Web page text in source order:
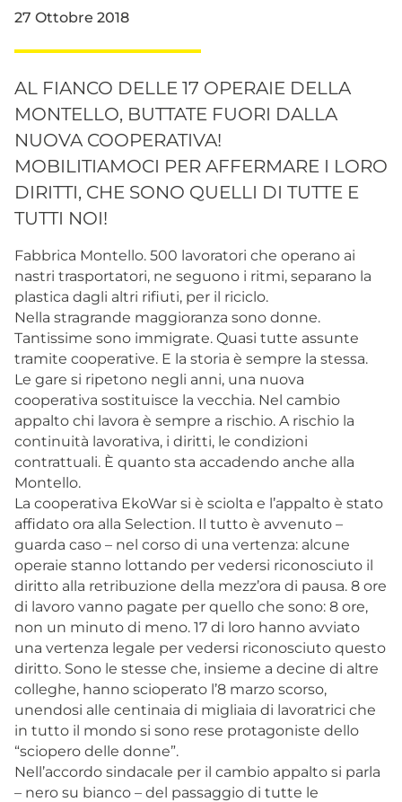
27 Ottobre 2018
AL FIANCO DELLE 17 OPERAIE DELLA
MONTELLO, BUTTATE FUORI DALLA
NUOVA COOPERATIVA!
MOBILITIAMOCI PER AFFERMARE I LORO
DIRITTI, CHE SONO QUELLI DI TUTTE E
TUTTI NOI!
Fabbrica Montello. 500 lavoratori che operano ai
nastri trasportatori, ne seguono i ritmi, separano la
plastica dagli altri rifiuti, per il riciclo.
Nella stragrande maggioranza sono donne.
Tantissime sono immigrate. Quasi tutte assunte
tramite cooperative. E la storia è sempre la stessa.
Le gare si ripetono negli anni, una nuova
cooperativa sostituisce la vecchia. Nel cambio
appalto chi lavora è sempre a rischio. A rischio la
continuità lavorativa, i diritti, le condizioni
contrattuali. È quanto sta accadendo anche alla
Montello.
La cooperativa EkoWar si è sciolta e l’appalto è stato
affidato ora alla Selection. Il tutto è avvenuto –
guarda caso – nel corso di una vertenza: alcune
operaie stanno lottando per vedersi riconosciuto il
diritto alla retribuzione della mezz’ora di pausa. 8 ore
di lavoro vanno pagate per quello che sono: 8 ore,
non un minuto di meno. 17 di loro hanno avviato
una vertenza legale per vedersi riconosciuto questo
diritto. Sono le stesse che, insieme a decine di altre
colleghe, hanno scioperato l’8 marzo scorso,
unendosi alle centinaia di migliaia di lavoratrici che
in tutto il mondo si sono rese protagoniste dello
“sciopero delle donne”.
Nell’accordo sindacale per il cambio appalto si parla
– nero su bianco – del passaggio di tutte le